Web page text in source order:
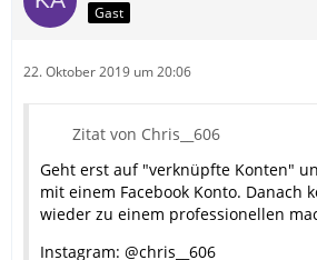
Gast
22. Oktober 2019 um 20:06
Zitat von Chris__606
Geht erst auf "verknüpfte Konten"
mit einem Facebook Konto. Danach
wieder zu einem professionellen
Instagram: @chris__606